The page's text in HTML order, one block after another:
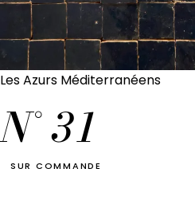
Les Azurs Méditerranéens
N°31
SUR COMMANDE